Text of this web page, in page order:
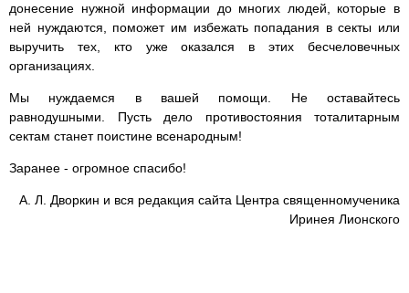
донесение нужной информации до многих людей, которые в
ней нуждаются, поможет им избежать попадания в секты или
выручить тех, кто уже оказался в этих бесчеловечных
организациях.
Мы нуждаемся в вашей помощи. Не оставайтесь
равнодушными. Пусть дело противостояния тоталитарным
сектам станет поистине всенародным!
Заранее - огромное спасибо!
А. Л. Дворкин и вся редакция сайта Центра священномученика
Иринея Лионского